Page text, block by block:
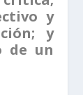
y
y
de un